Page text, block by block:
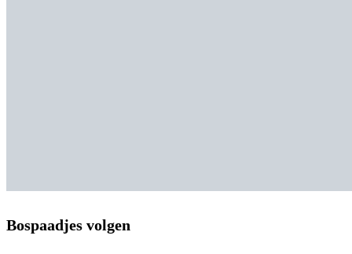
Bospaadjes volgen